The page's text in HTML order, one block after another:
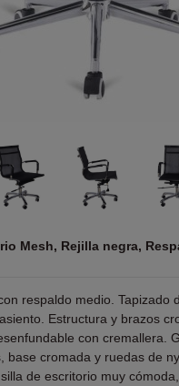
Mesh, Rejilla negra,
respaldo medio. Tapizado
Estructura y brazos
con cremallera.
base cromada y ruedas de
de escritorio muy